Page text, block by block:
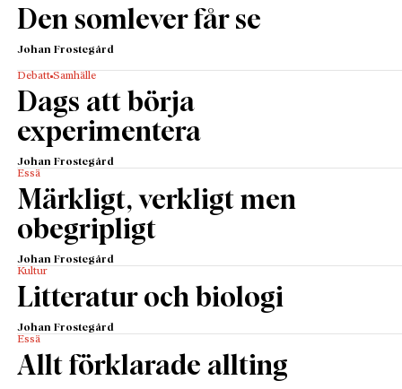
Den somlever får se
Johan Frostegård
Debatt Samhälle
Dags att börja
experimentera
Johan Frostegård
Essä
Märkligt, verkligt men
obegripligt
Johan Frostegård
Kultur
Litteratur och biologi
Johan Frostegård
Essä
Allt förklarade allting